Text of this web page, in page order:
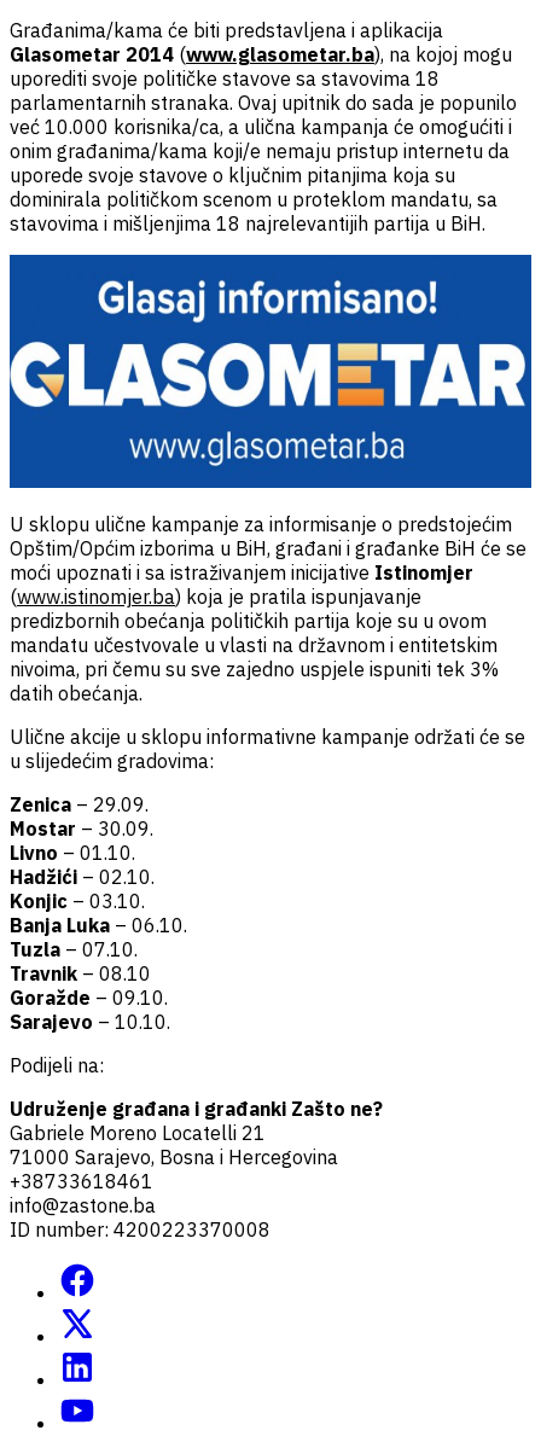
Građanima/kama će biti predstavljena i aplikacija
Glasometar 2014 (www.glasometar.ba), na kojoj mogu
uporediti svoje političke stavove sa stavovima 18
parlamentarnih stranaka. Ovaj upitnik do sada je popunilo
već 10.000 korisnika/ca, a ulična kampanja će omogućiti i
onim građanima/kama koji/e nemaju pristup internetu da
uporede svoje stavove o ključnim pitanjima koja su
dominirala političkom scenom u proteklom mandatu, sa
stavovima i mišljenjima 18 najrelevantijih partija u BiH.
U sklopu ulične kampanje za informisanje o predstojećim
Opštim/Općim izborima u BiH, građani i građanke BiH će se
moći upoznati i sa istraživanjem inicijative Istinomjer
(www.istinomjer.ba) koja je pratila ispunjavanje
predizbornih obećanja političkih partija koje su u ovom
mandatu učestvovale u vlasti na državnom i entitetskim
nivoima, pri čemu su sve zajedno uspjele ispuniti tek 3%
datih obećanja.
Ulične akcije u sklopu informativne kampanje održati će se
u slijedećim gradovima:
Zenica – 29.09.
Mostar – 30.09.
Livno – 01.10.
Hadžići – 02.10.
Konjic – 03.10.
Banja Luka – 06.10.
Tuzla – 07.10.
Travnik – 08.10
Goražde – 09.10.
Sarajevo – 10.10.
Podijeli na:
Udruženje građana i građanki Zašto ne?
Gabriele Moreno Locatelli 21
71000 Sarajevo, Bosna i Hercegovina
+38733618461
info@zastone.ba
ID number: 4200223370008